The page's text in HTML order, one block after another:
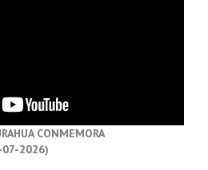
CONMEMORA
07-2026)